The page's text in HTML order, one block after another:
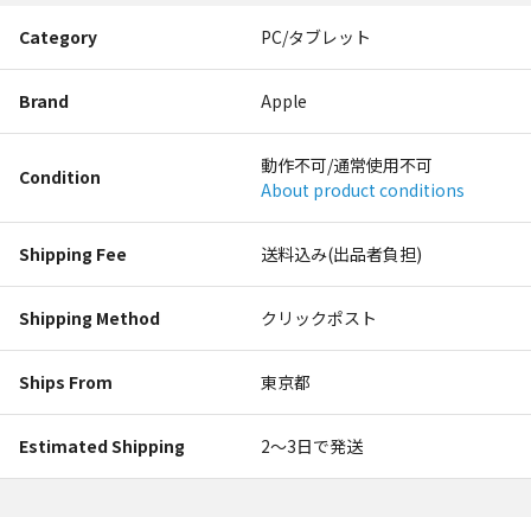
Category PC/タブレット
Brand Apple
Condition
動作不可/通常使用不可
About product conditions
Shipping Fee 送料込み(出品者負担)
Shipping Method クリックポスト
Ships From 東京都
Estimated Shipping 2〜3日で発送